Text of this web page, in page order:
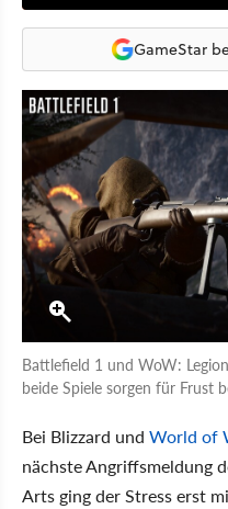
GameStar
Battlefield 1 und WoW:
beide Spiele sorgen für Frust
Bei Blizzard und World of
nächste Angriffsmeldung
Arts ging der Stress erst